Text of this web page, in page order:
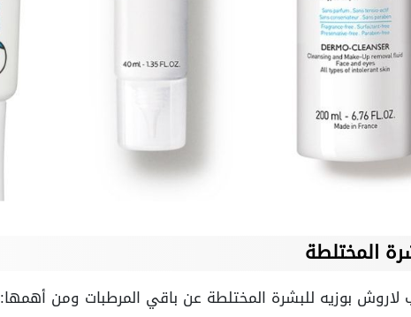
المختلطة
لاروش بوزيه للبشرة المختلطة عن باقي المرطبات ومن أهمها: